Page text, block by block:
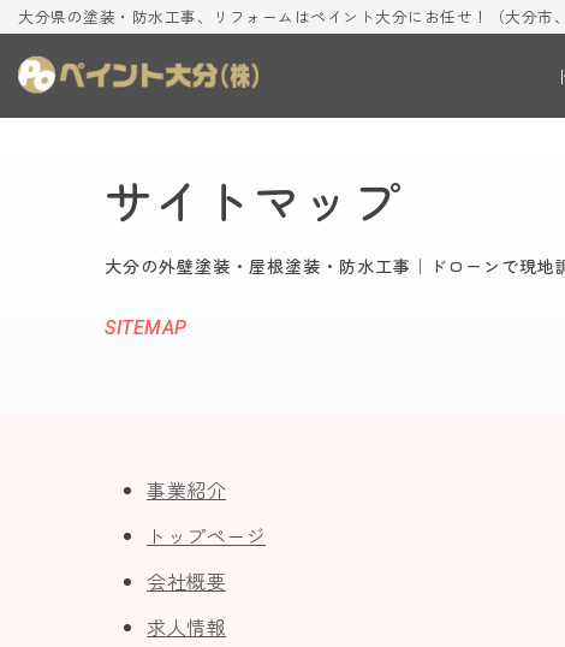
コ
ン
大分県の塗装・防水工事、リフォームはペイント大分にお任せ！（大分市
サイトマップ
大分の外壁塗装・屋根塗装・防水工事｜ドローンで現地
SITEMAP
事業紹介
トップページ
会社概要
求人情報